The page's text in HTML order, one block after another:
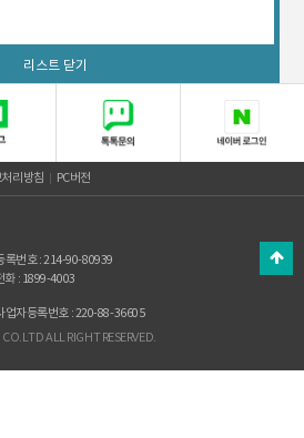
리스트 닫기
리방침 PC버전
록번호 : 214-90-80939
화 : 1899-4003
업자등록번호 : 220-88-36605
ALL RIGHT RESERVED.